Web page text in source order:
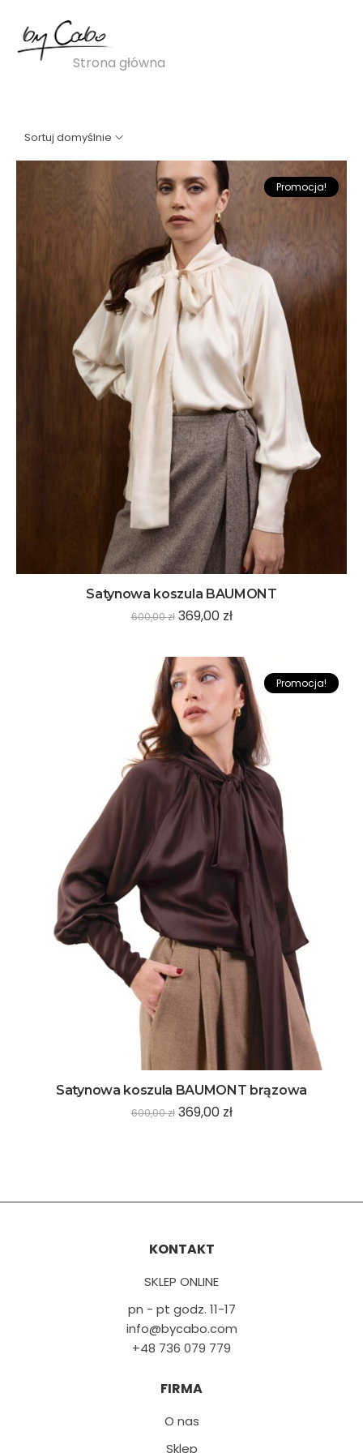
satynowa koszula
Strona główna
Sortuj domyślnie
Promocja!
Satynowa koszula BAUMONT
600,00zł 369,00 zł
Promocja!
Satynowa koszula BAUMONT brązowa
600,00zł 369,00 zł
KONTAKT
SKLEP ONLINE
pn - pt godz. 11-17
info@bycabo.com
+48 736 079 779
FIRMA
O nas
Sklep